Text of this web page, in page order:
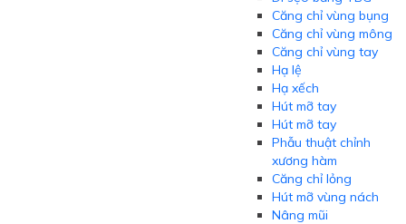
Căng chỉ vùng bụng
Căng chỉ vùng mông
Căng chỉ vùng tay
Hạ lệ
Hạ xếch
Hút mỡ tay
Hút mỡ tay
Phẫu thuật chỉnh
xương hàm
Căng chỉ lỏng
Hút mỡ vùng nách
Nâng mũi